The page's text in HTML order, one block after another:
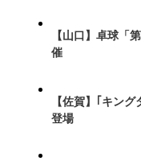
【山口】卓球「
催
【佐賀】｢キン
登場